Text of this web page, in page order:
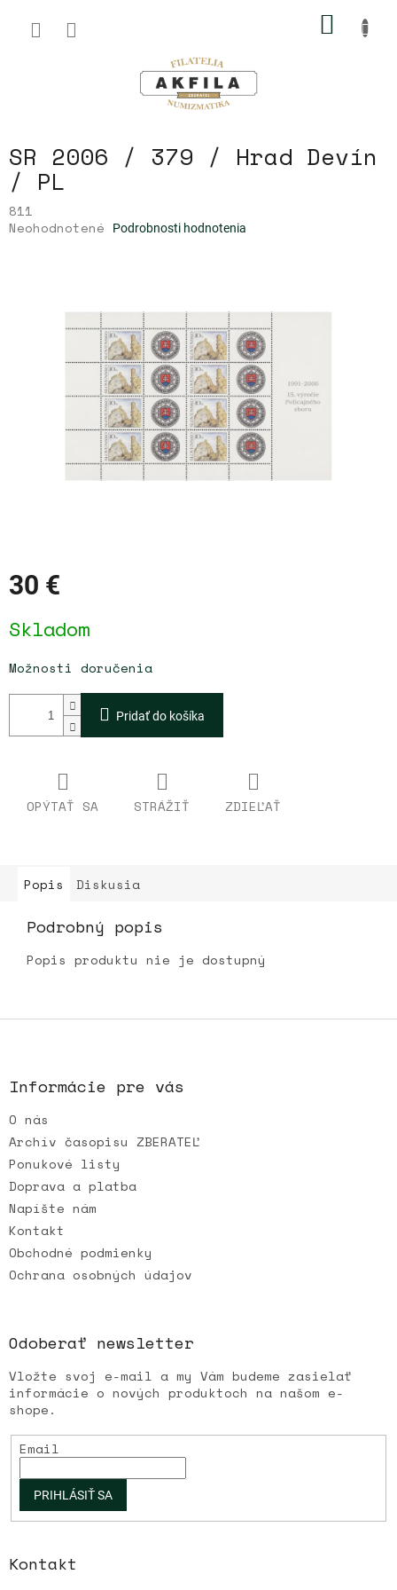
obsah
SR 2006 / 379 / Hrad Devín
/ PL
811
Priemerné
hviezdičiek.
Neohodnotené Podrobnosti hodnotenia
30 €
cena:
Skladom
Možnosti doručenia
Pridať do košíka
OPÝTAŤ SA STRÁŽIŤ ZDIEĽAŤ
Popis Diskusia
Podrobný popis
Popis produktu nie je dostupný
Z
i
e
Informácie pre vás
O nás
Archív časopisu ZBERATEĽ
Ponukové listy
Doprava a platba
Napíšte nám
Kontakt
Obchodné podmienky
Ochrana osobných údajov
Odoberať newsletter
Vložte svoj e-mail a my Vám budeme zasielať
informácie o nových produktoch na našom e-
shope.
Email
PRIHLÁSIŤ SA
Kontakt